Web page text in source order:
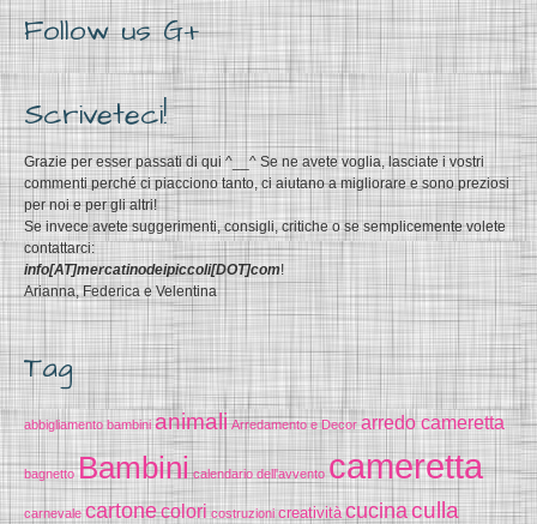
Follow us G+
Scriveteci!
Grazie per esser passati di qui ^__^ Se ne avete voglia, lasciate i vostri
commenti perché ci piacciono tanto, ci aiutano a migliorare e sono preziosi
per noi e per gli altri!
Se invece avete suggerimenti, consigli, critiche o se semplicemente volete
contattarci:
info[AT]mercatinodeipiccoli[DOT]com!
Arianna, Federica e Velentina
Tag
abbigliamento bambini animali Arredamento e Decor arredo cameretta
bagnetto Bambini calendario dell'avvento cameretta
carnevale cartonecolori costruzioni creatività cucinaculla